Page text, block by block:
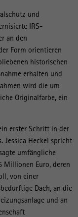
und
IRS-
an den
Form orientieren
historischen
erhalten und
wird die um
Originalfarbe, ein
erster Schritt in der
Jessica Heckel spricht
umfängliche
Millionen Euro, deren
von einer
Dach, an die
und an